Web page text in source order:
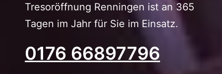
Tresoröffnung Renningen ist an 365
Tagen im Jahr für Sie im Einsatz.
0176 66897796